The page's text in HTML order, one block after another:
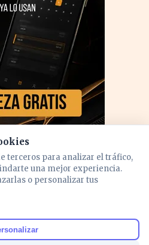
terceros para analizar el tráfico,
una mejor experiencia.
o personalizar tus